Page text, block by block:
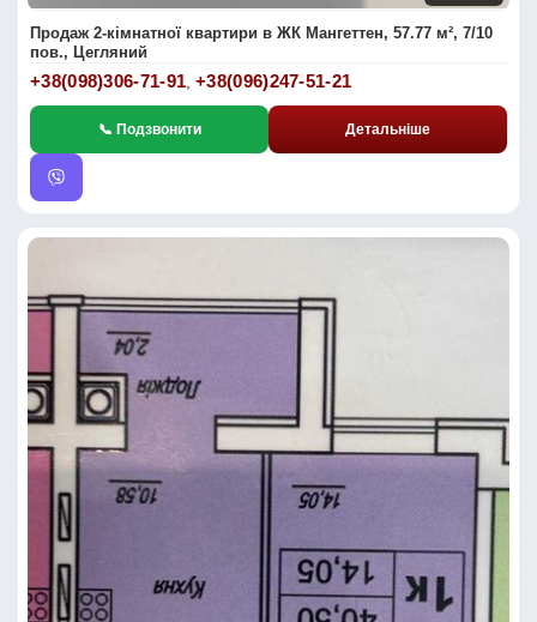
Продаж 2-кімнатної квартири в ЖК Мангеттен, 57.77 м², 7/10
пов., Цегляний
+38(098)306-71-91 ,+38(096)247-51-21
📞 Подзвонити Детальніше